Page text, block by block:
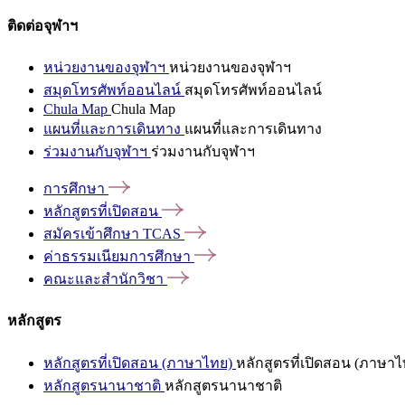
ติดต่อจุฬาฯ
หน่วยงานของจุฬาฯ หน่วยงานของจุฬาฯ
สมุดโทรศัพท์ออนไลน์ สมุดโทรศัพท์ออนไลน์
Chula Map Chula Map
แผนที่และการเดินทาง แผนที่และการเดินทาง
ร่วมงานกับจุฬาฯ ร่วมงานกับจุฬาฯ
การศึกษา
หลักสูตรที่เปิดสอน
สมัครเข้าศึกษา TCAS
ค่าธรรมเนียมการศึกษา
คณะและสำนักวิชา
หลักสูตร
หลักสูตรที่เปิดสอน (ภาษาไทย) หลักสูตรที่เปิดสอน (ภาษาไ
หลักสูตรนานาชาติ หลักสูตรนานาชาติ